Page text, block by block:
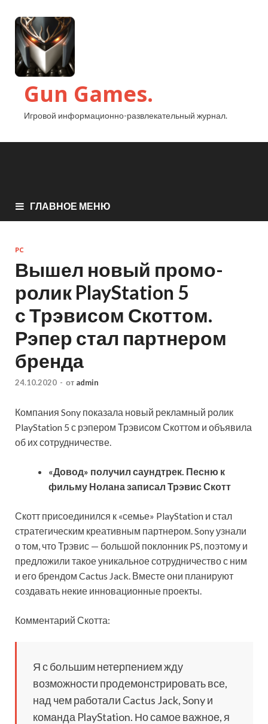
Gun Games.
Игровой информационно-развлекательный журнал.
ГЛАВНОЕ МЕНЮ
PC
Вышел новый промо-
ролик PlayStation 5
с Трэвисом Скоттом.
Рэпер стал партнером
бренда
24.10.2020 - от admin
Компания Sony показала новый рекламный ролик
PlayStation 5 с рэпером Трэвисом Скоттом и объявила
об их сотрудничестве.
«Довод» получил саундтрек. Песню к
фильму Нолана записал Трэвис Скотт
Скотт присоединился к «семье» PlayStation и стал
стратегическим креативным партнером. Sony узнали
о том, что Трэвис — большой поклонник PS, поэтому и
предложили такое уникальное сотрудничество с ним
и его брендом Cactus Jack. Вместе они планируют
создавать некие инновационные проекты.
Комментарий Скотта:
Я с большим нетерпением жду
возможности продемонстрировать все,
над чем работали Cactus Jack, Sony и
команда PlayStation. Но самое важное, я